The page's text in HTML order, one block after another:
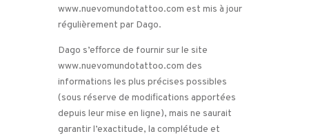
www.nuevomundotattoo.com est mis à jour
régulièrement par Dago.
Dago s’efforce de fournir sur le site
www.nuevomundotattoo.com des
informations les plus précises possibles
(sous réserve de modifications apportées
depuis leur mise en ligne), mais ne saurait
garantir l’exactitude, la complétude et